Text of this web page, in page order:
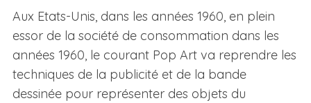
Aux Etats-Unis, dans les années 1960, en plein
essor de la société de consommation dans les
années 1960, le courant Pop Art va reprendre les
techniques de la publicité et de la bande
dessinée pour représenter des objets du